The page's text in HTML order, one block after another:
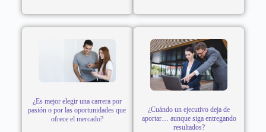
¿Es mejor elegir una carrera por
pasión o por las oportunidades que
ofrece el mercado?
¿Cuándo un ejecutivo deja de
aportar… aunque siga entregando
resultados?